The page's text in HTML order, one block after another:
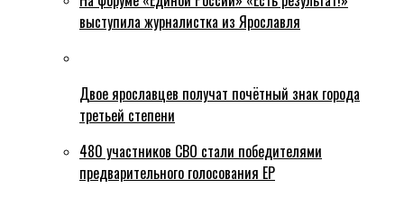
выступила журналистка из Ярославля
Двое ярославцев получат почётный знак города
третьей степени
480 участников СВО стали победителями
предварительного голосования ЕР